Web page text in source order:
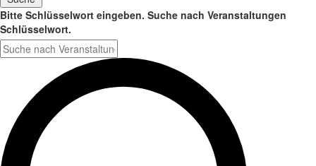
Bitte Schlüsselwort eingeben. Suche nach Veranstaltungen
Schlüsselwort.